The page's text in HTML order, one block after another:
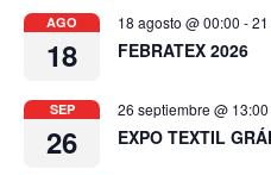
AGO
18
18 agosto @ 00:00 -
FEBRATEX 2026
SEP
26
26 septiembre @ 13:00
EXPO TEXTIL